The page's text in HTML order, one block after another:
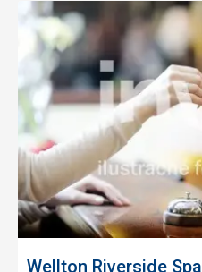
Wellton Riverside Spa